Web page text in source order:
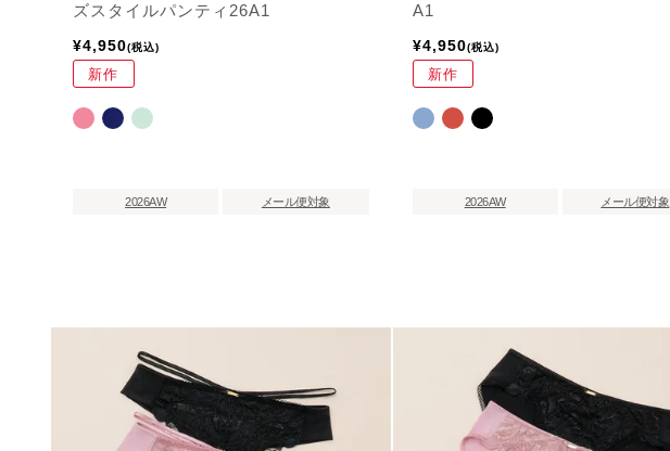
ズスタイルパンティ26A1
¥4,950 税込
新作
2026AW メール便対象
A1
¥4,950 税込
新作
2026AW メール便対象